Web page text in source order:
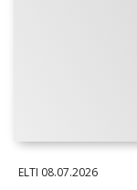
ELTI 08.07.2026